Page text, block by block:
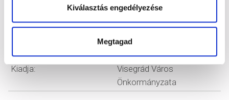
Kiválasztás engedélyezése
Megtagad
A szerkesztőbizottság
tagjai:
Schandl Lóránt felelős
szerkesztő, Gróf Boglárka
tag, Hlavács Bettina tag,
Kiadja:
Visegrád Város
Önkormányzata